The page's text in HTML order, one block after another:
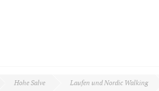
Hohe Salve Laufen und Nordic Walking